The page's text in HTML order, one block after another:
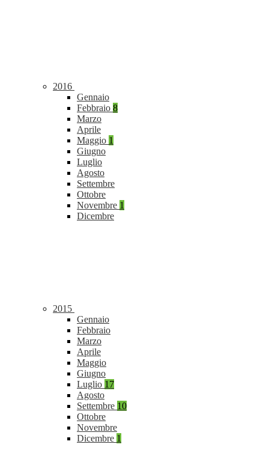
2016
Gennaio
Febbraio 8
Marzo
Aprile
Maggio 1
Giugno
Luglio
Agosto
Settembre
Ottobre
Novembre 1
Dicembre
2015
Gennaio
Febbraio
Marzo
Aprile
Maggio
Giugno
Luglio 17
Agosto
Settembre 10
Ottobre
Novembre
Dicembre 1